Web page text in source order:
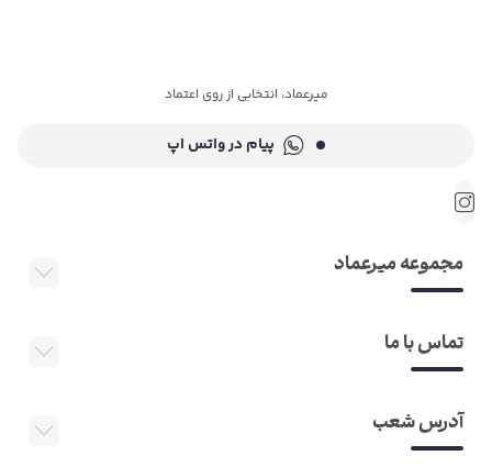
میرعماد، انتخابی از روی اعتماد
پیام در واتس اپ
مجموعه میرعماد
تماس با ما
آدرس شعب